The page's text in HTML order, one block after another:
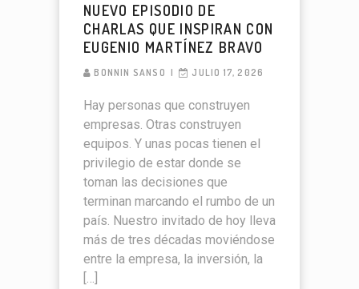
NUEVO EPISODIO DE
CHARLAS QUE INSPIRAN CON
EUGENIO MARTÍNEZ BRAVO
BONNIN SANSO JULIO 17, 2026
Hay personas que construyen
empresas. Otras construyen
equipos. Y unas pocas tienen el
privilegio de estar donde se
toman las decisiones que
terminan marcando el rumbo de un
país. Nuestro invitado de hoy lleva
más de tres décadas moviéndose
entre la empresa, la inversión, la